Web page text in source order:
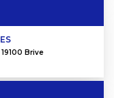
Brive